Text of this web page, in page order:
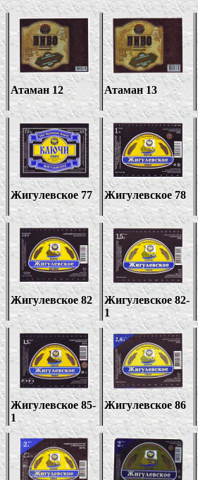
Атаман 12 Атаман 13
Жигулевское 77 Жигулевское 78
Жигулевское 82
Жигулевское 82-
1
Жигулевское 85-
1
Жигулевское 86